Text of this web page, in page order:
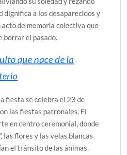
dignifica a los desaparecidos y
de memoria colectiva que
borrar el pasado.
que nace de la
fiesta se celebra el 23 de
las fiestas patronales. El
en centro ceremonial, donde
las flores y las velas blancas
el tránsito de las ánimas.